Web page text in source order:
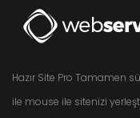
Hazır Site Pro Tamamen
ile mouse ile sitenizi